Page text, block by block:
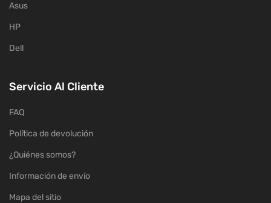
Asus
HP
Dell
Servicio Al Cliente
FAQ
Política de devolución
¿Quiénes somos?
Información de envío
Mapa del sitio